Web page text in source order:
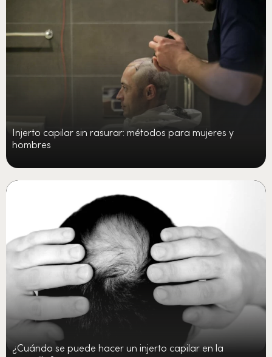
Injerto capilar sin rasurar: métodos para mujeres y
hombres
¿Cuándo se puede hacer un injerto capilar en la